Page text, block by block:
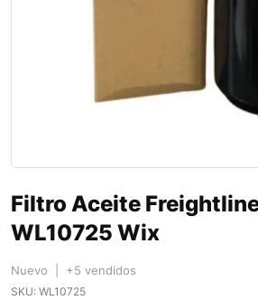
Filtro Aceite
WL10725 Wix
Nuevo | +5 vendidos
SKU: WL10725